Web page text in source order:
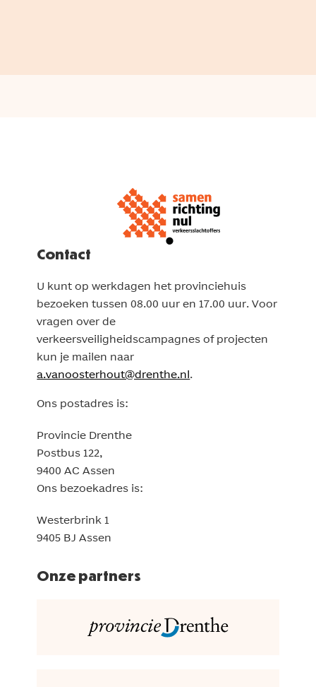
Contact
U kunt op werkdagen het provinciehuis
bezoeken tussen 08.00 uur en 17.00 uur. Voor
vragen over de
verkeersveiligheidscampagnes of projecten
kun je mailen naar
a.vanoosterhout@drenthe.nl.
Ons postadres is:
Provincie Drenthe
Postbus 122,
9400 AC Assen
Ons bezoekadres is:
Westerbrink 1
9405 BJ Assen
Onze partners